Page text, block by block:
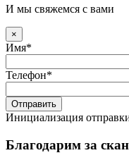
И мы свяжемся с вами
×
Имя*
Телефон*
Отправить
Инициализация
Благодарим за